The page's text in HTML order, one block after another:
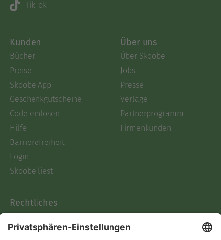
TikTok
Kunden
Bücher
Preise
Skoobe App
Geschenkgutscheine
Code einlösen
Hilfe
Barrierefreiheit
Login
Skoobe liest
Über uns
Über Skoobe
Jobs
Presse
Verlage
Partnerprogramm
Firmenkunden
Rechtliches
AGB